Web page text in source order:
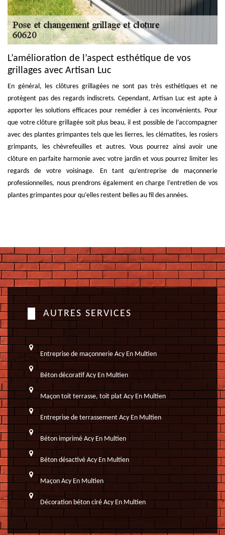
L’amélioration de l’aspect esthétique de vos
grillages avec Artisan Luc
En général, les clôtures grillagées ne sont pas très esthétiques et ne
protègent pas des regards indiscrets. Cependant, Artisan Luc est apte à
apporter les solutions efficaces pour remédier à ces inconvénients. Pour
que votre clôture grillagée soit plus beau, il est possible de l’accompagner
avec des plantes grimpantes tels que les lierres, les clématites, les rosiers
grimpants, les chèvrefeuilles et autres. Vous pourrez ainsi avoir une
clôture en parfaite harmonie avec votre jardin et vous pourrez limiter les
regards de votre voisinage. En tant qu’entreprise de maçonnerie
professionnelles, nous prendrons également en charge l’entretien de vos
plantes grimpantes pour qu’elles restent belles au fil des années.
AUTRES SERVICES
Entreprise de maçonnerie Acy En Multien
Béton décoratif Acy En Multien
Maçon toit terrasse, toit plat Acy En Multien
Entreprise de terrassement Acy En Multien
Béton imprimé Acy En Multien
Béton désactivé Acy En Multien
Maçon Acy En Multien
Décoration béton ciré Acy En Multien